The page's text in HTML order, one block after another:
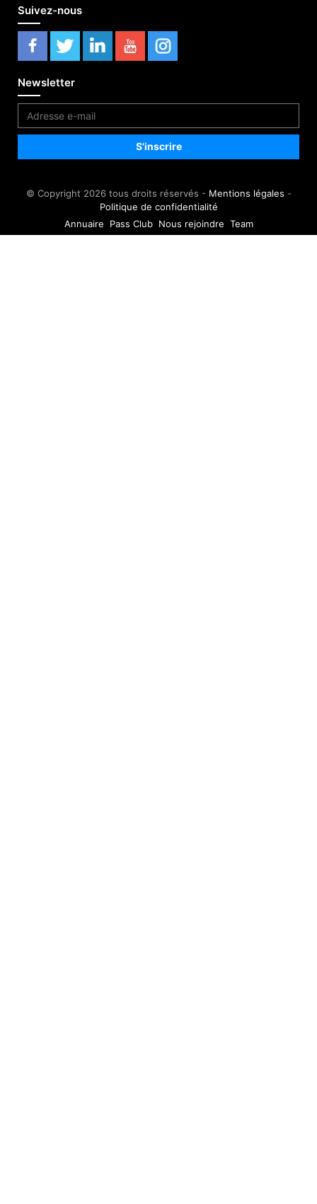
Suivez-nous
Newsletter
© Copyright 2026 tous droits réservés - Mentions légales -
Politique de confidentialité
Annuaire
Pass Club Nous rejoindre Team